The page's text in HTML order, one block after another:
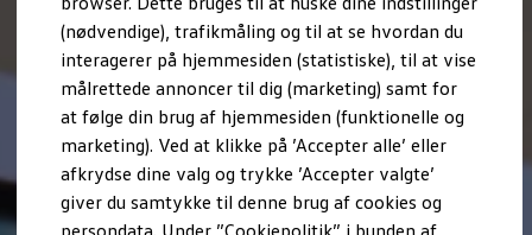
(nødvendige), trafikmåling og til at se hvordan du
interagerer på hjemmesiden (statistiske), til at vise
målrettede annoncer til dig (marketing) samt for
at følge din brug af hjemmesiden (funktionelle og
marketing). Ved at klikke på ’Accepter alle’ eller
afkrydse dine valg og trykke ’Accepter valgte’
giver du samtykke til denne brug af cookies og
persondata. Under ”Cookiepolitik” i bunden af
Elektriske biler
Elbiler
ID. Polo
ID. Cross
ID.3 Neo
ID.4
ID.5
ID.7
ID.7 Tourer
ID. Buzz